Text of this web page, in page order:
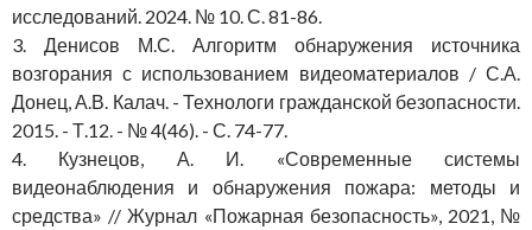
исследований. 2024. № 10. С. 81-86.
3. Денисов М.С. Алгоритм обнаружения источника
возгорания с использованием видеоматериалов / С.А.
Донец, А.В. Калач. - Технологи гражданской безопасности.
2015. - Т.12. - № 4(46). - С. 74-77.
4. Кузнецов, А. И. «Современные системы
видеонаблюдения и обнаружения пожара: методы и
средства» // Журнал «Пожарная безопасность», 2021, №